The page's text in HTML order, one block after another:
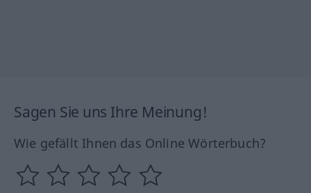
Sagen Sie uns Ihre Meinung!
Wie gefällt Ihnen das Online Wörterbuch?